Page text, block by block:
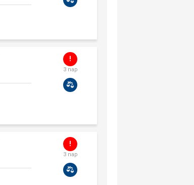
3 nap
3 nap